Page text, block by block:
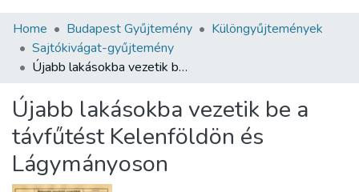
Communities & Collections
All of DSpace
Statistics
About us
Home Budapest Gyűjtemény
Különgyűjtemények
Sajtókivágat-gyűjtemény
Újabb lakásokba vezetik be a távfűtést Kelenföldön és Lágymányoson
Újabb lakásokba vezetik be a
távfűtést Kelenföldön és
Lágymányoson